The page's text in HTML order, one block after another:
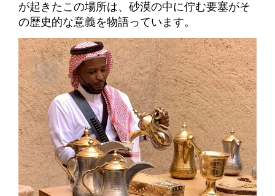
が起きたこの場所は、砂漠の中に佇む要塞がそ
の歴史的な意義を物語っています。